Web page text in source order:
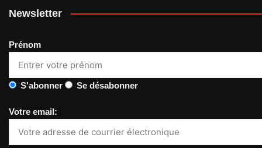
Newsletter
Prénom
S'abonner Se désabonner
Votre email: